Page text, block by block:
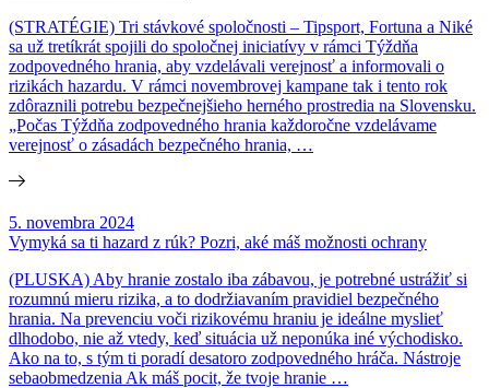
(STRATÉGIE) Tri stávkové spoločnosti – Tipsport, Fortuna a Niké
sa už tretíkrát spojili do spoločnej iniciatívy v rámci Týždňa
zodpovedného hrania, aby vzdelávali verejnosť a informovali o
rizikách hazardu. V rámci novembrovej kampane tak i tento rok
zdôraznili potrebu bezpečnejšieho herného prostredia na Slovensku.
„Počas Týždňa zodpovedného hrania každoročne vzdelávame
verejnosť o zásadách bezpečného hrania, …
5. novembra 2024
Vymyká sa ti hazard z rúk? Pozri, aké máš možnosti ochrany
(PLUSKA) Aby hranie zostalo iba zábavou, je potrebné ustrážiť si
rozumnú mieru rizika, a to dodržiavaním pravidiel bezpečného
hrania. Na prevenciu voči rizikovému hraniu je ideálne myslieť
dlhodobo, nie až vtedy, keď situácia už neponúka iné východisko.
Ako na to, s tým ti poradí desatoro zodpovedného hráča. Nástroje
sebaobmedzenia Ak máš pocit, že tvoje hranie …